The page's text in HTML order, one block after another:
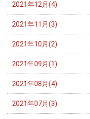
2021年12月(4)
2021年11月(3)
2021年10月(2)
2021年09月(1)
2021年08月(4)
2021年07月(3)